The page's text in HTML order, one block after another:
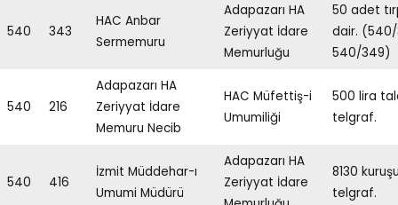
540 343
HAC Anbar
Sermemuru
Adapazarı HA
Zeriyyat İdare
Memurluğu
50 adet
dair.
540/349)
540 216
Adapazarı HA
Zeriyyat İdare
Memuru Necib
HAC Müfettiş-i
Umumiliği
500 lira
telgraf.
540 416
İzmit Müddehar-ı
Umumi Müdürü
Adapazarı HA
Zeriyyat İdare
8130
telgraf.